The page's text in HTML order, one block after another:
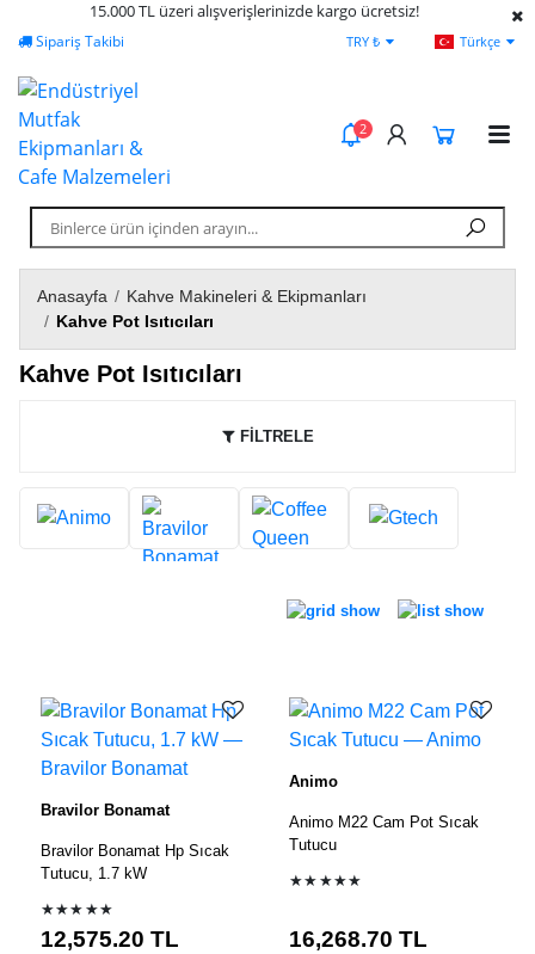
15.000 TL üzeri alışverişlerinizde kargo ücretsiz!
Yardım Ödeme Bildirimi
TRY ₺ Türkçe
2
Anasayfa / Kahve Makineleri & Ekipmanları
/ Kahve Pot Isıtıcıları
Kahve Pot Isıtıcıları
FİLTRELE
Ürün listesi
Bravilor Bonamat
Bravilor Bonamat Hp Sıcak
Tutucu, 1.7 kW
★★★★★
12,575.20 TL
Animo
Animo M22 Cam Pot Sıcak
Tutucu
★★★★★
16,268.70 TL